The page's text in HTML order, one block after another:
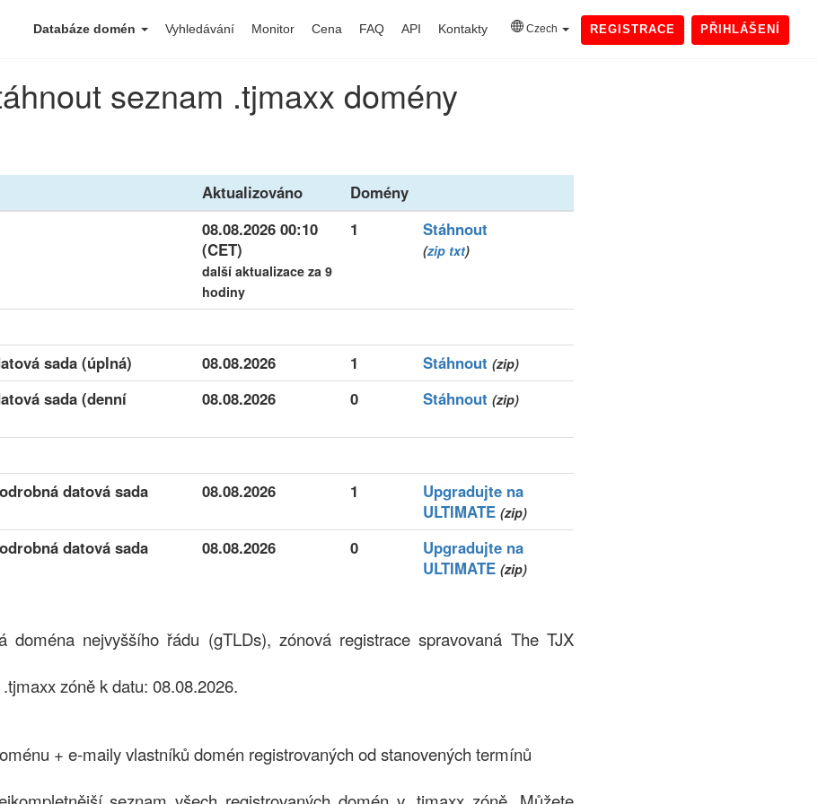
Databáze domén Vyhledávání Monitor Cena FAQ API Kontakty Czech REGISTRACE PŘIHLÁŠENÍ
seznam .tjmaxx domény
Aktualizováno
Domény
08.08.2026 00:10
(CET)
další aktualizace za 9
hodiny
1 Stáhnout
(zip txt)
sada (úplná) 08.08.2026 1 Stáhnout (zip)
sada (denní
08.08.2026 0 Stáhnout (zip)
datová sada
08.08.2026 1
Upgradujte na
ULTIMATE (zip)
datová sada
08.08.2026 0
Upgradujte na
ULTIMATE (zip)
doména nejvyššího řádu (gTLDs), zónová registrace spravovaná The TJX
zóně k datu: 08.08.2026.
+ e-maily vlastníků domén registrovaných od stanovených termínů